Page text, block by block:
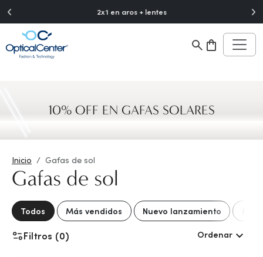
2x1 en aros + lentes
10% OFF EN GAFAS SOLARES
Inicio Gafas de sol
Gafas de sol
Todos Más vendidos Nuevo lanzamiento
Filtros (0) Ordenar